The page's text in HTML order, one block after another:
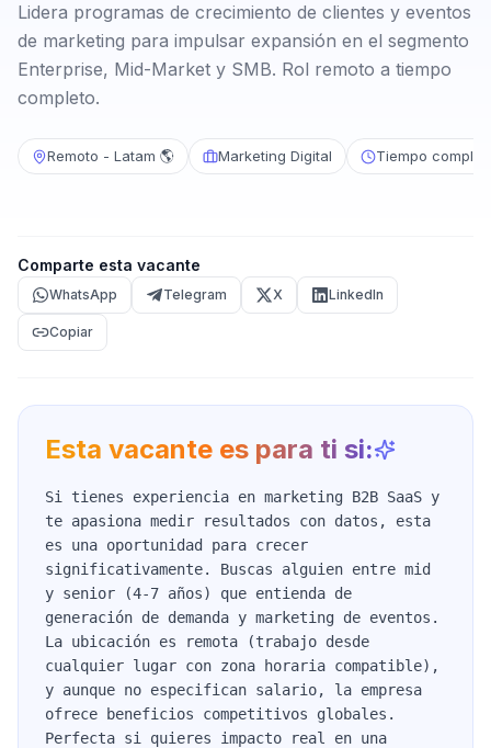
Lidera programas de crecimiento de clientes y eventos
de marketing para impulsar expansión en el segmento
Enterprise, Mid-Market y SMB. Rol remoto a tiempo
completo.
Remoto - Latam 🌎 Marketing Digital Tiempo
Comparte esta vacante
WhatsApp Telegram X LinkedIn
Copiar
Esta vacante es para ti si:
Si tienes experiencia en marketing B2B SaaS y
te apasiona medir resultados con datos, esta
es una oportunidad para crecer
significativamente. Buscas alguien entre mid
y senior (4-7 años) que entienda de
generación de demanda y marketing de eventos.
La ubicación es remota (trabajo desde
cualquier lugar con zona horaria compatible),
y aunque no especifican salario, la empresa
ofrece beneficios competitivos globales.
Perfecta si quieres impacto real en una